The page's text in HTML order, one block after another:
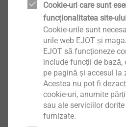
Soluții de fixare pentru
ferestre
Produse
Cookie-uri care sunt
funcționalitatea site-
Cookie-urile sunt
urile web EJOT și
EJOT să funcționeze
include funcții de bază,
pe pagină și accesul la
Acestea nu pot fi
cookie-uri, anumite
sau ale serviciilor
furnizate.